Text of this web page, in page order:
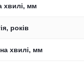
хвилі, мм
років
хвилі, мм